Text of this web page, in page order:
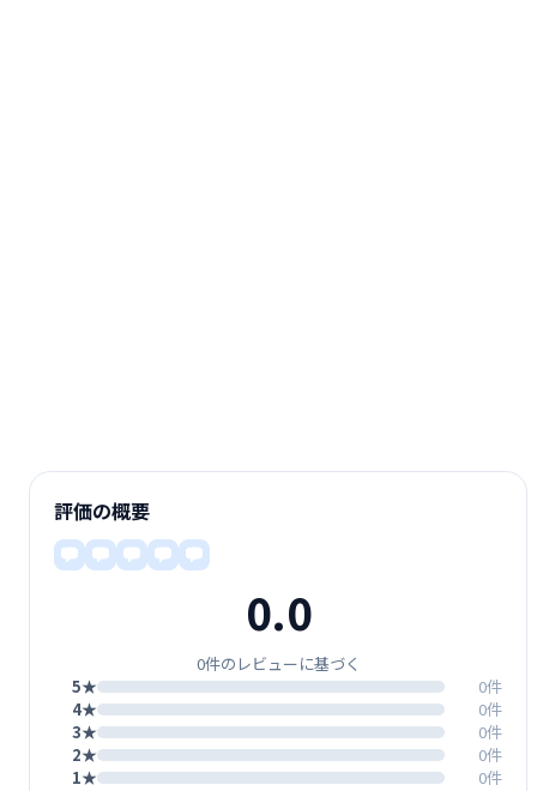
評価の概要
0.0
0件のレビューに基づく
5★
0件
4★
0件
3★
0件
2★
0件
1★
0件